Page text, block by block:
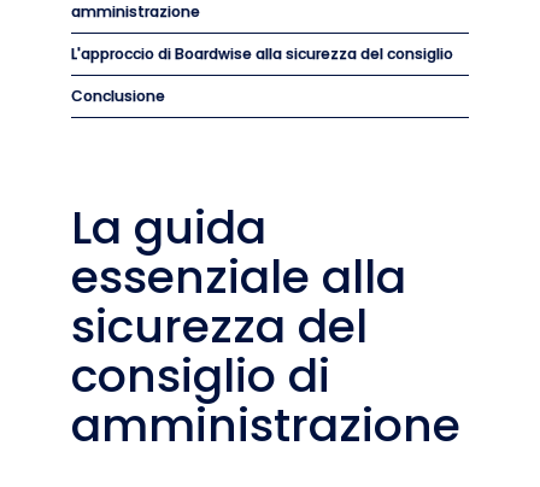
amministrazione
L'approccio di Boardwise alla sicurezza del consiglio
Conclusione
La guida
essenziale alla
sicurezza del
consiglio di
amministrazione